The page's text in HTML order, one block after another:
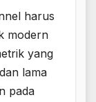
harus
modern
yang
lama
pada